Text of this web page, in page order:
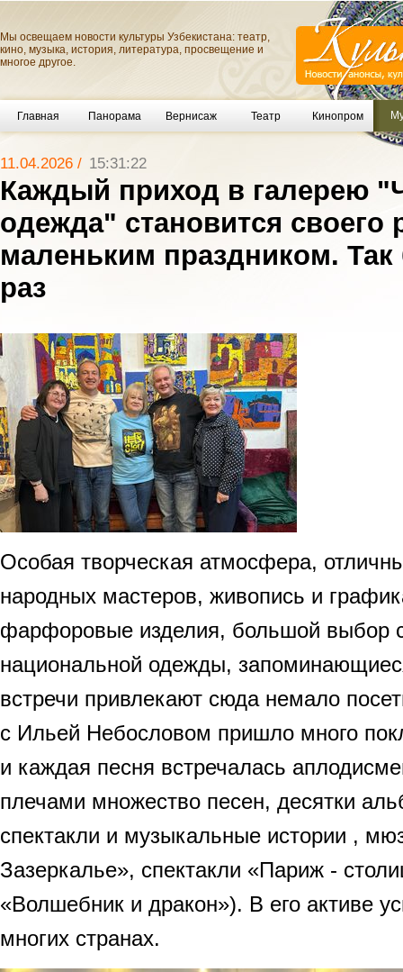
Мы освещаем новости культуры Узбекистана: театр,
кино, музыка, история, литература, просвещение и
многое другое.
Главная Панорама Вернисаж Театр Кинопром
11.04.2026 / 15:31:22
Каждый приход в галерею
одежда" становится своего
маленьким праздником.
раз
Особая творческая атмосфера,
народных мастеров, живопись и
фарфоровые изделия, большой выбор
национальной одежды,
встречи привлекают сюда немало
с Ильей Небословом пришло много
и каждая песня встречалась
плечами множество песен, десятки
спектакли и музыкальные истории ,
Зазеркалье», спектакли «Париж -
«Волшебник и дракон»). В его активе
многих странах.